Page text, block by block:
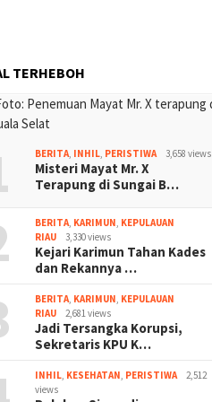
TERHEBOH
BERITA, INHIL, PERISTIWA 3,658 views
Misteri Mayat Mr. X
Terapung di Sungai B…
BERITA, KARIMUN, KEPULAUAN
RIAU
3,330 views
Kejari Karimun Tahan Kades
dan Rekannya …
BERITA, KARIMUN, KEPULAUAN
RIAU
2,681 views
Jadi Tersangka Korupsi,
Sekretaris KPU K…
INHIL, KESEHATAN, PERISTIWA
2,512
views